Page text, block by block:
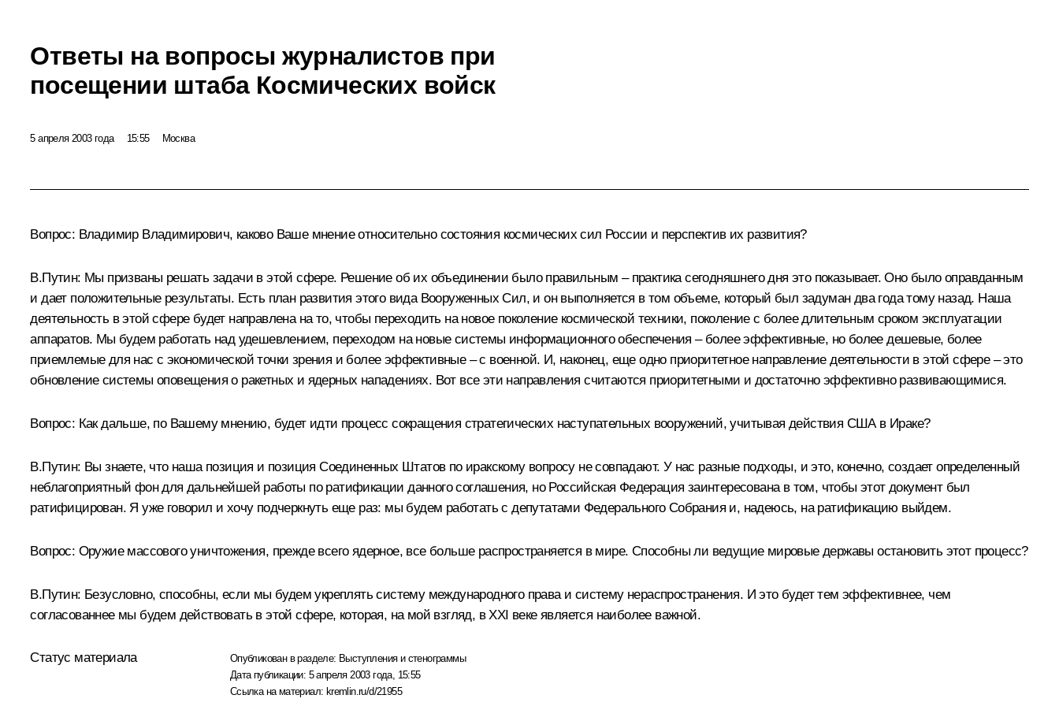
Ответы на вопросы журналистов при
посещении штаба Космических войск
5 апреля 2003 года 15:55 Москва
Вопрос: Владимир Владимирович, каково Ваше мнение относительно состояния космических сил России и перспектив их развития?
В.Путин: Мы призваны решать задачи в этой сфере. Решение об их объединении было правильным – практика сегодняшнего дня это показывает. Оно было оправданным
и дает положительные результаты. Есть план развития этого вида Вооруженных Сил, и он выполняется в том объеме, который был задуман два года тому назад. Наша
деятельность в этой сфере будет направлена на то, чтобы переходить на новое поколение космической техники, поколение с более длительным сроком эксплуатации
аппаратов. Мы будем работать над удешевлением, переходом на новые системы информационного обеспечения – более эффективные, но более дешевые, более
приемлемые для нас с экономической точки зрения и более эффективные – с военной. И, наконец, еще одно приоритетное направление деятельности в этой сфере – это
обновление системы оповещения о ракетных и ядерных нападениях. Вот все эти направления считаются приоритетными и достаточно эффективно развивающимися.
Вопрос: Как дальше, по Вашему мнению, будет идти процесс сокращения стратегических наступательных вооружений, учитывая действия США в Ираке?
В.Путин: Вы знаете, что наша позиция и позиция Соединенных Штатов по иракскому вопросу не совпадают. У нас разные подходы, и это, конечно, создает определенный
неблагоприятный фон для дальнейшей работы по ратификации данного соглашения, но Российская Федерация заинтересована в том, чтобы этот документ был
ратифицирован. Я уже говорил и хочу подчеркнуть еще раз: мы будем работать с депутатами Федерального Собрания и, надеюсь, на ратификацию выйдем.
Вопрос: Оружие массового уничтожения, прежде всего ядерное, все больше распространяется в мире. Способны ли ведущие мировые державы остановить этот процесс?
В.Путин: Безусловно, способны, если мы будем укреплять систему международного права и систему нераспространения. И это будет тем эффективнее, чем
согласованнее мы будем действовать в этой сфере, которая, на мой взгляд, в XXI веке является наиболее важной.
Статус материала Опубликован в разделе: Выступления и стенограммы
Дата публикации: 5 апреля 2003 года, 15:55
Ссылка на материал: kremlin.ru/d/21955